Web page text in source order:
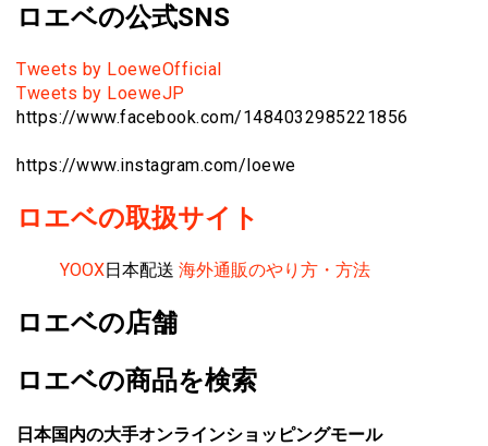
ロエベの公式SNS
Tweets by LoeweOfficial
Tweets by LoeweJP
https://www.facebook.com/1484032985221856
https://www.instagram.com/loewe
ロエベの取扱サイト
YOOX日本配送 海外通販のやり方・方法
ロエベの店舗
ロエベの商品を検索
日本国内の大手オンラインショッピングモール